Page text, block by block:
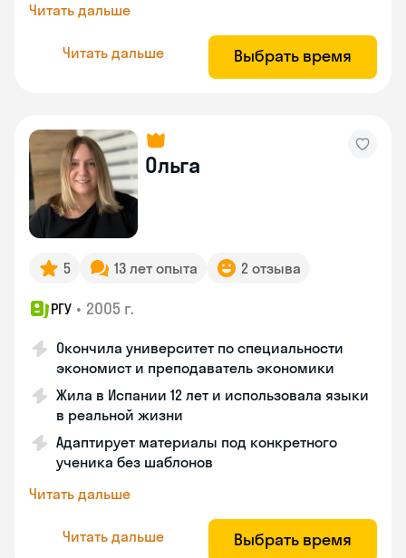
Читать дальше
Читать дальше Выбрать время
Ольга
5 13 лет опыта 2 отзыва
РГУ • 2005 г.
Окончила университет по специальности
экономист и преподаватель экономики
Жила в Испании 12 лет и использовала языки
в реальной жизни
Адаптирует материалы под конкретного
ученика без шаблонов
Читать дальше
Читать дальше Выбрать время